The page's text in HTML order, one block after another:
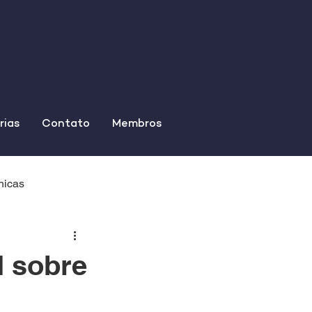
Contato Membros
sobre